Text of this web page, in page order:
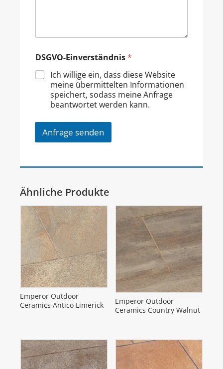
DSGVO-Einverständnis*
Ich willige ein, dass diese Website
meine übermittelten Informationen
speichert, sodass meine Anfrage
beantwortet werden kann.
Anfrage senden
Ähnliche Produkte
Emperor Outdoor
Ceramics Antico Limerick
Emperor Outdoor
Ceramics Country Walnut